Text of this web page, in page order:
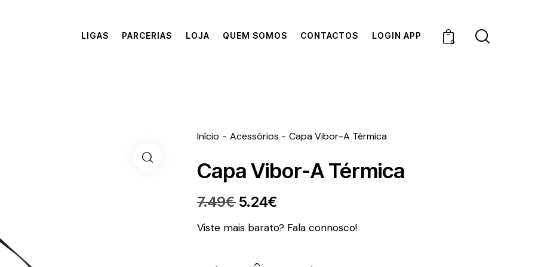
LIGAS PARCERIAS LOJA QUEM SOMOS CONTACTOS LOGIN APP
0
Início Acessórios Capa Vibor-A Térmica
Capa Vibor-A Térmica
7.49€ 5.24€
Viste mais barato? Fala connosco!